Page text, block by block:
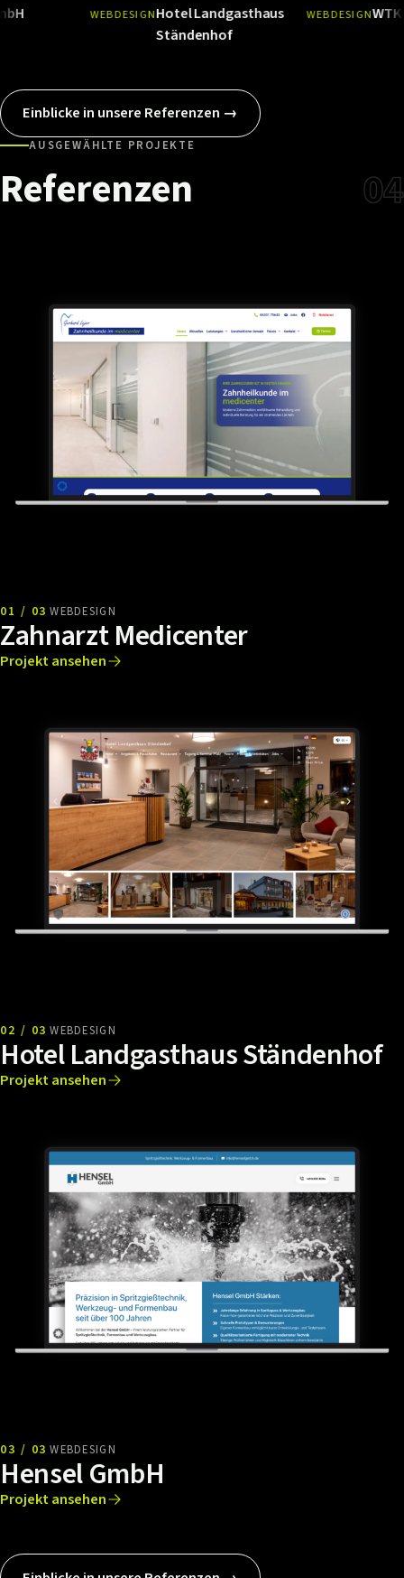
WEBDESIGN Ansehen→
Hotel Landgasthaus
Ständenhof
WEBDESIGN Ansehen→
WTK
Einblicke in unsere Referenzen →
AUSGEWÄHLTE PROJEKTE
Referenzen 04
01 / 03 WEBDESIGN
Zahnarzt Medicenter
Projekt ansehen
02 / 03 WEBDESIGN
Hotel Landgasthaus Ständenhof
Projekt ansehen
03 / 03 WEBDESIGN
Hensel GmbH
Projekt ansehen